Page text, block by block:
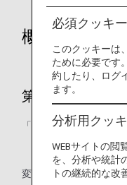
概要
第9条（特典の種
「ANA日本国内線アッ
変更点の新旧対照表は
必須クッキー
このクッキーは
ために必要です
約したり、ログ
ます。
分析用クッ
WEBサイトの閲
を、分析や統計
トの継続的な改